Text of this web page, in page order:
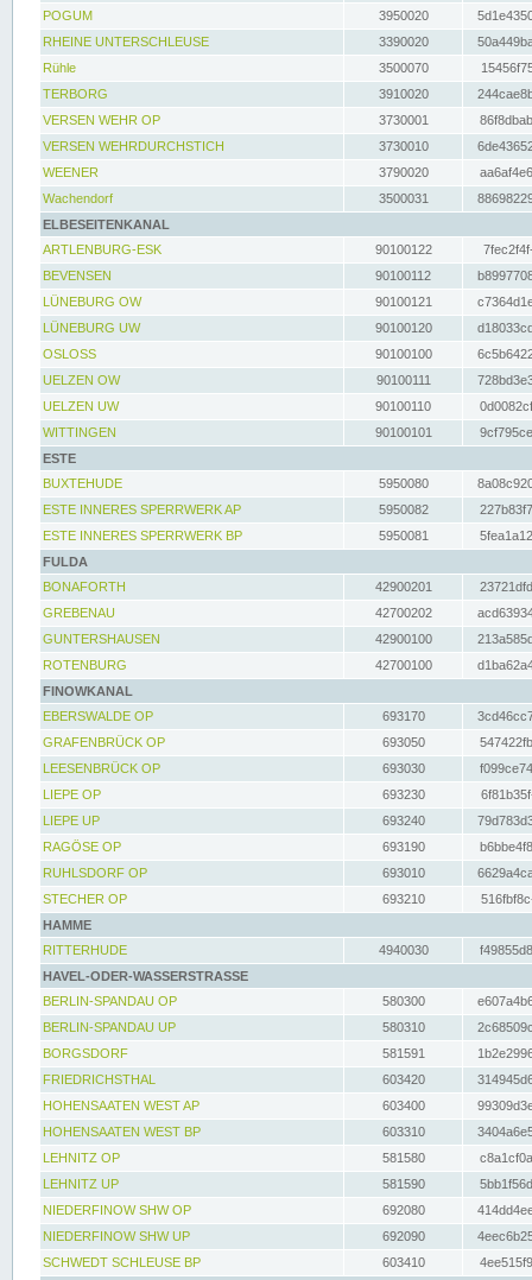
POGUM
3950020
RHEINE UNTERSCHLEUSE
3390020
Rühle
3500070
TERBORG
3910020
VERSEN WEHR OP
3730001
VERSEN WEHRDURCHSTICH
3730010
WEENER
3790020
Wachendorf
3500031
ELBESEITENKANAL
ARTLENBURG-ESK
90100122
BEVENSEN
90100112
LÜNEBURG OW
90100121
LÜNEBURG UW
90100120
OSLOSS
90100100
UELZEN OW
90100111
UELZEN UW
90100110
WITTINGEN
90100101
ESTE
BUXTEHUDE
5950080
ESTE INNERES SPERRWERK AP
5950082
ESTE INNERES SPERRWERK BP
5950081
FULDA
BONAFORTH
42900201
GREBENAU
42700202
GUNTERSHAUSEN
42900100
ROTENBURG
42700100
FINOWKANAL
EBERSWALDE OP
693170
GRAFENBRÜCK OP
693050
LEESENBRÜCK OP
693030
LIEPE OP
693230
LIEPE UP
693240
RAGÖSE OP
693190
RUHLSDORF OP
693010
STECHER OP
693210
HAMME
RITTERHUDE
4940030
HAVEL-ODER-WASSERSTRASSE
BERLIN-SPANDAU OP
580300
BERLIN-SPANDAU UP
580310
BORGSDORF
581591
FRIEDRICHSTHAL
603420
HOHENSAATEN WEST AP
603400
HOHENSAATEN WEST BP
603310
LEHNITZ OP
581580
LEHNITZ UP
581590
NIEDERFINOW SHW OP
692080
NIEDERFINOW SHW UP
692090
SCHWEDT SCHLEUSE BP
603410